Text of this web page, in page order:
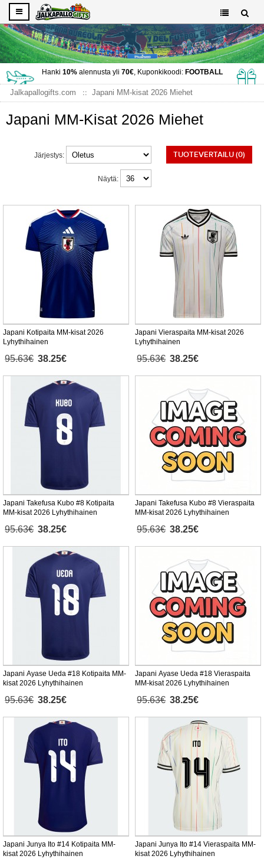
Hanki 10%alennusta yli 70€, Kuponkikoodi: FOOTBALL
Jalkapallogifts.com Japani MM-kisat 2026 Miehet
Japani MM-Kisat 2026 Miehet
TUOTEVERTAILU (0)
Järjestys:
Näytä:
Japani Kotipaita MM-kisat 2026
Lyhythihainen
95.63€ 38.25€
Japani Vieraspaita MM-kisat 2026
Lyhythihainen
95.63€ 38.25€
Japani Takefusa Kubo #8 Kotipaita
MM-kisat 2026 Lyhythihainen
95.63€ 38.25€
Japani Takefusa Kubo #8 Vieraspaita
MM-kisat 2026 Lyhythihainen
95.63€ 38.25€
Japani Ayase Ueda #18 Kotipaita MM-
kisat 2026 Lyhythihainen
95.63€ 38.25€
Japani Ayase Ueda #18 Vieraspaita
MM-kisat 2026 Lyhythihainen
95.63€ 38.25€
Japani Junya Ito #14 Kotipaita MM-
kisat 2026 Lyhythihainen
Japani Junya Ito #14 Vieraspaita MM-
kisat 2026 Lyhythihainen